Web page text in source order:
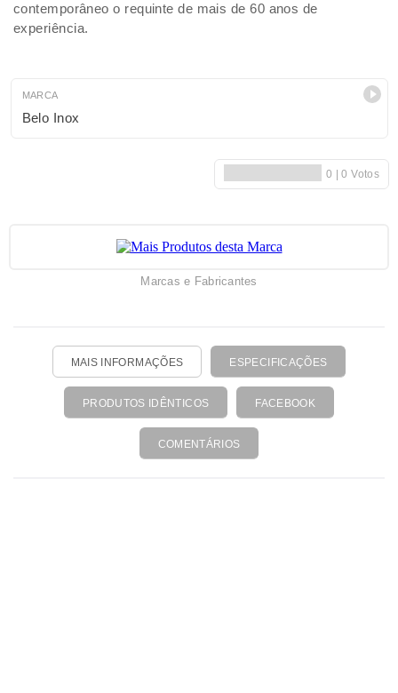
contemporâneo o requinte de mais de 60 anos de
experiência.
MARCA
Belo Inox
Marcas e Fabricantes
MAIS INFORMAÇÕES ESPECIFICAÇÕES
PRODUTOS IDÊNTICOS FACEBOOK
COMENTÁRIOS